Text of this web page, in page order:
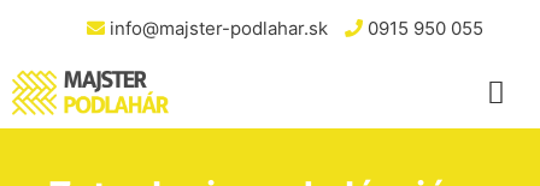
info@majster-podlahar.sk 0915 950 055